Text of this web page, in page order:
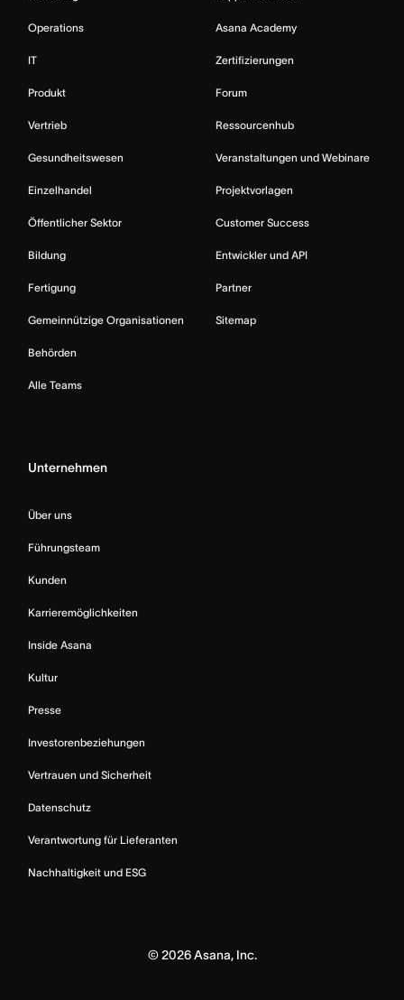
Operations
IT
Produkt
Vertrieb
Gesundheitswesen
Einzelhandel
Öffentlicher Sektor
Bildung
Fertigung
Gemeinnützige Organisationen
Behörden
Alle Teams
Asana Academy
Zertifizierungen
Forum
Ressourcenhub
Veranstaltungen und Webinare
Projektvorlagen
Customer Success
Entwickler und API
Partner
Sitemap
Unternehmen
Über uns
Führungsteam
Kunden
Karrieremöglichkeiten
Inside Asana
Kultur
Presse
Investorenbeziehungen
Vertrauen und Sicherheit
Datenschutz
Verantwortung für Lieferanten
Nachhaltigkeit und ESG
© 2026Asana, Inc.